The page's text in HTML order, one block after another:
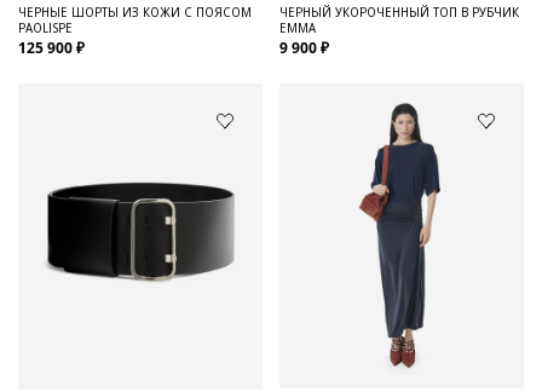
Распродажа
Сумки и аксессуары
ЧЕРНЫЕ ШОРТЫ ИЗ КОЖИ С ПОЯСОМ
PAOLISPE
125 900 ₽
ЧЕРНЫЙ УКОРОЧЕННЫЙ ТОП В РУБЧИК
EMMA
9 900 ₽